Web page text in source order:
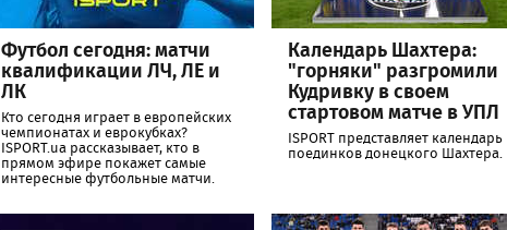
Футбол сегодня: матчи
квалификации ЛЧ, ЛЕ и
ЛК
Кто сегодня играет в европейских
чемпионатах и еврокубках?
ISPORT.ua рассказывает, кто в
прямом эфире покажет самые
интересные футбольные матчи.
Календарь Шахтера:
"горняки" разгромили
Кудривку в своем
стартовом матче в УПЛ
ISPORT представляет календарь
поединков донецкого Шахтера.